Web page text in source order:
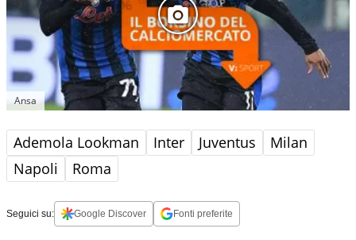
Ansa
Ademola Lookman Inter Juventus
Milan
Napoli
Roma
Seguici su: Google Discover Fonti preferite